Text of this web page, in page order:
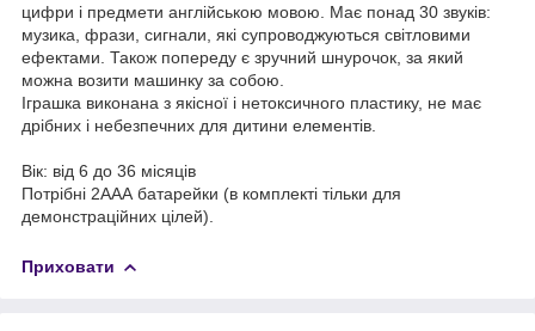
цифри і предмети англійською мовою. Має понад 30 звуків:
музика, фрази, сигнали, які супроводжуються світловими
ефектами. Також попереду є зручний шнурочок, за який
можна возити машинку за собою.
Іграшка виконана з якісної і нетоксичного пластику, не має
дрібних і небезпечних для дитини елементів.
Вік: від 6 до 36 місяців
Потрібні 2ААА батарейки (в комплекті тільки для
демонстраційних цілей).
Приховати